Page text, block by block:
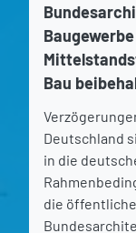
Bau
Deutschland
in die
die öffentliche